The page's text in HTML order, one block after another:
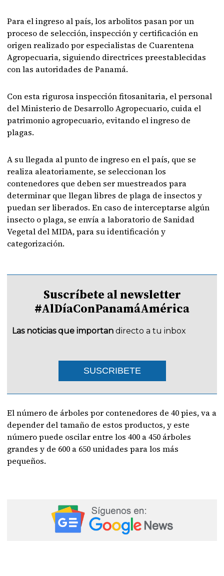
Para el ingreso al país, los arbolitos pasan por un
proceso de selección, inspección y certificación en
origen realizado por especialistas de Cuarentena
Agropecuaria, siguiendo directrices preestablecidas
con las autoridades de Panamá.
Con esta rigurosa inspección fitosanitaria, el personal
del Ministerio de Desarrollo Agropecuario, cuida el
patrimonio agropecuario, evitando el ingreso de
plagas.
A su llegada al punto de ingreso en el país, que se
realiza aleatoriamente, se seleccionan los
contenedores que deben ser muestreados para
determinar que llegan libres de plaga de insectos y
puedan ser liberados. En caso de interceptarse algún
insecto o plaga, se envía a laboratorio de Sanidad
Vegetal del MIDA, para su identificación y
categorización.
Suscríbete al newsletter
#AlDíaConPanamáAmérica
Las noticias que importan directo a tu inbox
SUSCRIBETE
El número de árboles por contenedores de 40 pies, va a
depender del tamaño de estos productos, y este
número puede oscilar entre los 400 a 450 árboles
grandes y de 600 a 650 unidades para los más
pequeños.